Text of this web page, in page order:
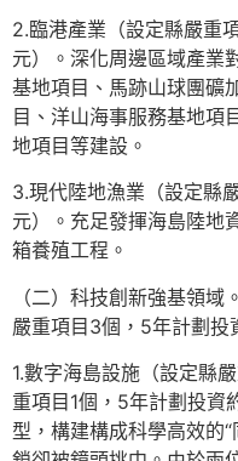
2.臨港產業（設定縣嚴重
元）。深化周邊區域產業
基地項目、馬跡山球團礦
目、洋山海事服務基地項
地項目等建設。
3.現代陸地漁業（設定縣
元）。充足發揮海島陸地
箱養殖工程。
（二）科技創新強基領域
嚴重項目3個，5年計劃投
1.數字海島設施（設定縣
重項目1個，5年計劃投資
型，構建構成科學高效的